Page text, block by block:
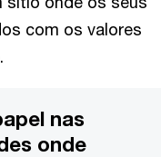
com os valores
nas
onde